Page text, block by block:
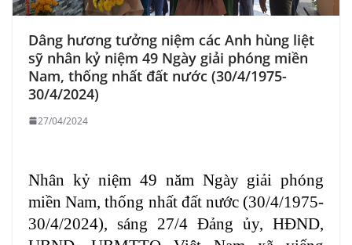
Dâng hương tưởng niệm các Anh hùng liệt
sỹ nhân kỷ niệm 49 Ngày giải phóng miền
Nam, thống nhất đất nước (30/4/1975-
30/4/2024)
27/04/2024
Nhân kỷ niệm 49 năm Ngày giải phóng
miền Nam, thống nhất đất nước (30/4/1975-
30/4/2024), sáng 27/4 Đảng ủy, HĐND,